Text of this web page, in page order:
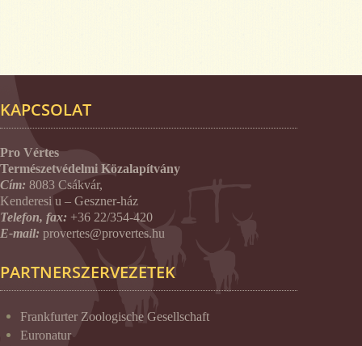
KAPCSOLAT
Pro Vértes
Természetvédelmi Közalapítvány
Cím: 8083 Csákvár,
Kenderesi u – Geszner-ház
Telefon, fax: +36 22/354-420
E-mail: provertes@provertes.hu
PARTNERSZERVEZETEK
Frankfurter Zoologische Gesellschaft
Euronatur